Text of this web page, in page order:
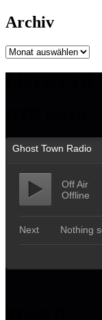
Archiv
Archiv